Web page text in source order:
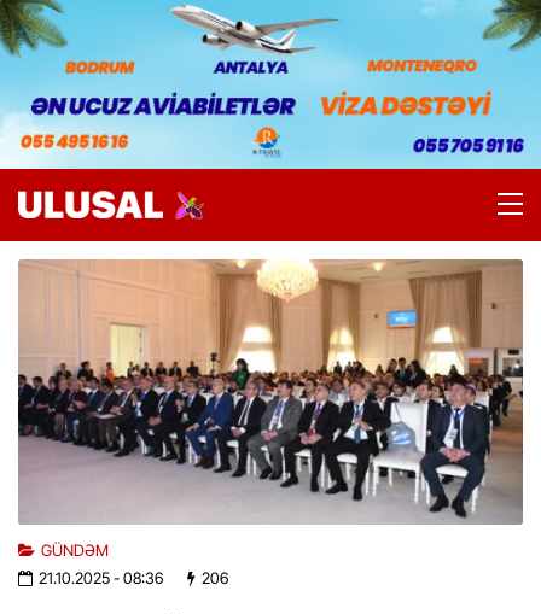
GÜNDƏM
21.10.2025- 08:36 206